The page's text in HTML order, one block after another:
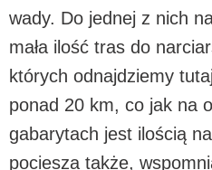
wady. Do jednej z nich
mała ilość tras do
których odnajdziemy
ponad 20 km, co jak na
gabarytach jest ilością
pociesza także,